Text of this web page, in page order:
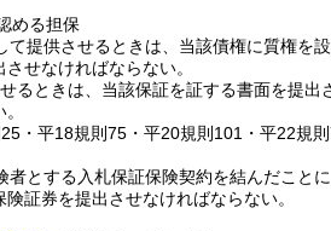
める担保
提供させるときは、当該債権に質権を
せなければならない。
るときは、当該保証を証する書面を提
・平18規則75・平20規則101・平22規
とする入札保証保険契約を結んだことに
証券を提出させなければならない。